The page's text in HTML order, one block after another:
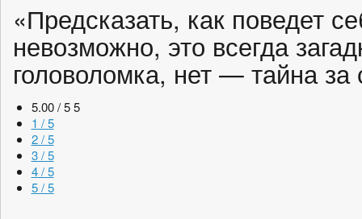
«Предсказать, как поведет
невозможно, это всегда
головоломка, нет — тайна
5.00 / 5 5
1 / 5
2 / 5
3 / 5
4 / 5
5 / 5